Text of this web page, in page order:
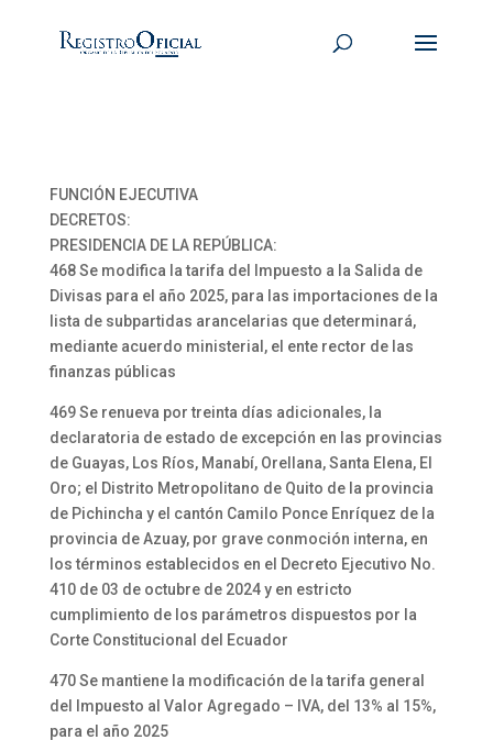
FUNCIÓN EJECUTIVA
DECRETOS:
PRESIDENCIA DE LA REPÚBLICA:
468 Se modifica la tarifa del Impuesto a la Salida de
Divisas para el año 2025, para las importaciones de la
lista de subpartidas arancelarias que determinará,
mediante acuerdo ministerial, el ente rector de las
finanzas públicas
469 Se renueva por treinta días adicionales, la
declaratoria de estado de excepción en las provincias
de Guayas, Los Ríos, Manabí, Orellana, Santa Elena, El
Oro; el Distrito Metropolitano de Quito de la provincia
de Pichincha y el cantón Camilo Ponce Enríquez de la
provincia de Azuay, por grave conmoción interna, en
los términos establecidos en el Decreto Ejecutivo No.
410 de 03 de octubre de 2024 y en estricto
cumplimiento de los parámetros dispuestos por la
Corte Constitucional del Ecuador
470 Se mantiene la modificación de la tarifa general
del Impuesto al Valor Agregado – IVA, del 13% al 15%,
para el año 2025